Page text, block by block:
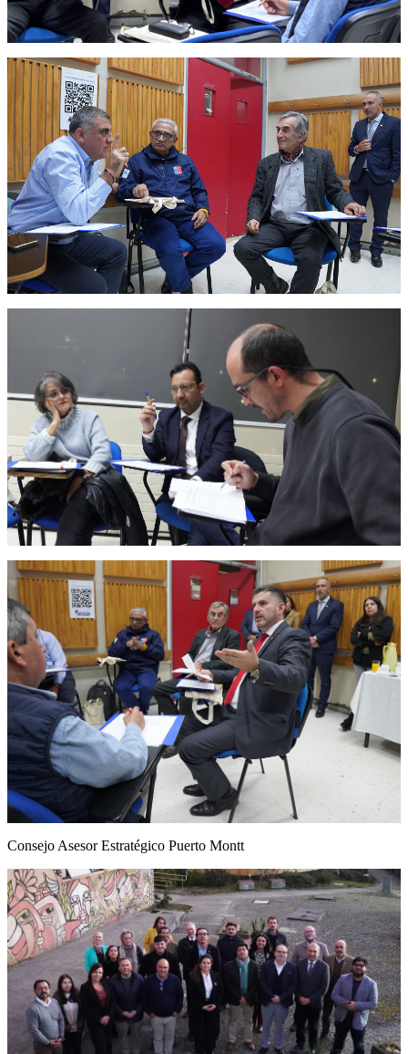
Consejo Asesor Estratégico Puerto Montt